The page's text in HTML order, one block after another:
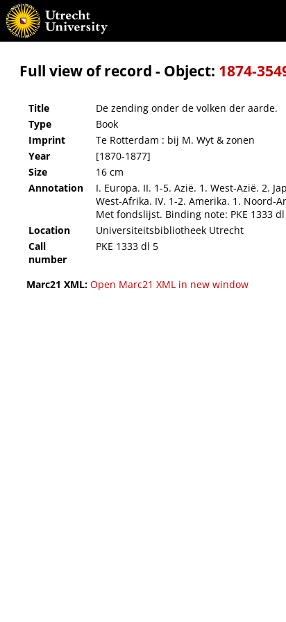
De zending onder de volken der aarde.
Full view of record - Object: 1874-
Title De zending onder de volken der aarde.
Type
Book
Imprint
Te Rotterdam : bij M. Wyt & zonen
Year
[1870-1877]
Size
16 cm
Annotation
I. Europa. II. 1-5. Azië. 1. West-Azië. 2.
West-Afrika. IV. 1-2. Amerika. 1. Noord-
Met fondslijst. Binding note: PKE 1333
Location Universiteitsbibliotheek Utrecht
Call
number
PKE 1333 dl 5
Marc21 XML: Open Marc21 XML in new window